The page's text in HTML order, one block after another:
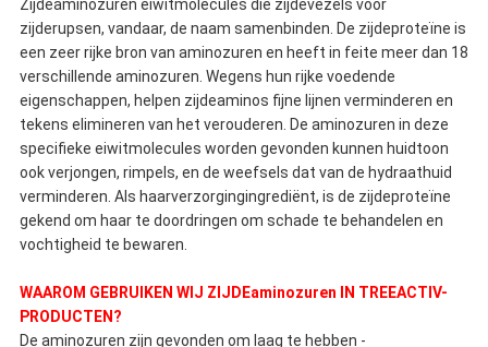
Zijdeaminozuren eiwitmolecules die zijdevezels voor
zijderupsen, vandaar, de naam samenbinden. De zijdeproteïne is
een zeer rijke bron van aminozuren en heeft in feite meer dan 18
verschillende aminozuren. Wegens hun rijke voedende
eigenschappen, helpen zijdeaminos fijne lijnen verminderen en
tekens elimineren van het verouderen. De aminozuren in deze
specifieke eiwitmolecules worden gevonden kunnen huidtoon
ook verjongen, rimpels, en de weefsels dat van de hydraathuid
verminderen. Als haarverzorgingingrediënt, is de zijdeproteïne
gekend om haar te doordringen om schade te behandelen en
vochtigheid te bewaren.
WAAROM GEBRUIKEN WIJ ZIJDEaminozuren IN TREEACTIV-
PRODUCTEN?
De aminozuren zijn gevonden om laag te hebben -